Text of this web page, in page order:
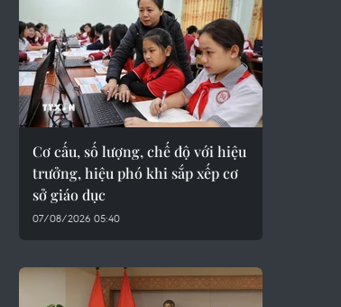
Cơ cấu, số lượng, chế độ với hiệu
trưởng, hiệu phó khi sắp xếp cơ
sở giáo dục
07/08/2026 05:40